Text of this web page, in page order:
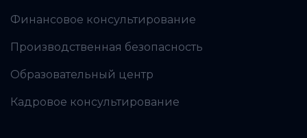
Финансовое консультирование
Производственная безопасность
Образовательный центр
Кадровое консультирование